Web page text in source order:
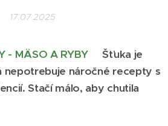
17.07.2025
- MÄSO A RYBY
Šťuka je
nepotrebuje náročné recepty s
Stačí málo, aby chutila